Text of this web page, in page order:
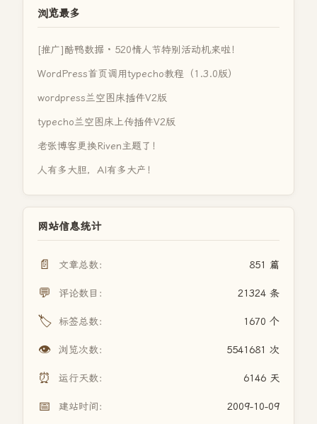
浏览最多
[推广]酷鸭数据 · 520情人节特别活动机来啦！
WordPress首页调用typecho教程（1.3.0版）
wordpress兰空图床插件V2版
typecho兰空图床上传插件V2版
老张博客更换Riven主题了！
人有多大胆，AI有多大产！
网站信息统计
📄 文章总数： 851 篇
💬 评论数目： 21324 条
🏷️ 标签总数： 1670 个
👁️ 浏览次数： 5541681 次
⏰ 运行天数： 6146 天
📅 建站时间： 2009-10-09